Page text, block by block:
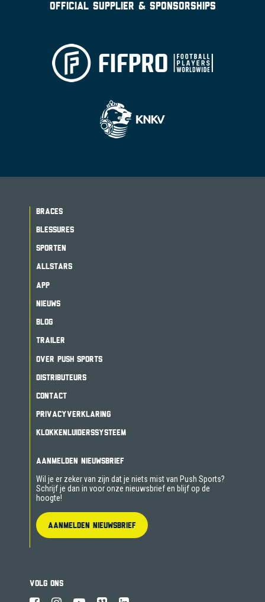
OFFICIAL SUPPLIER & SPONSORSHIPS
BRACES
BLESSURES
SPORTEN
ALLSTARS
APP
NIEUWS
BLOG
TRAILER
OVER PUSH SPORTS
DISTRIBUTEURS
CONTACT
PRIVACYVERKLARING
KLOKKENLUIDERSSYSTEEM
AANMELDEN NIEUWSBRIEF
Wil je er zeker van zijn dat je niets mist van Push Sports?
Schrijf je dan in voor onze nieuwsbrief en blijf op de
hoogte!
AANMELDEN NIEUWSBRIEF
VOLG ONS